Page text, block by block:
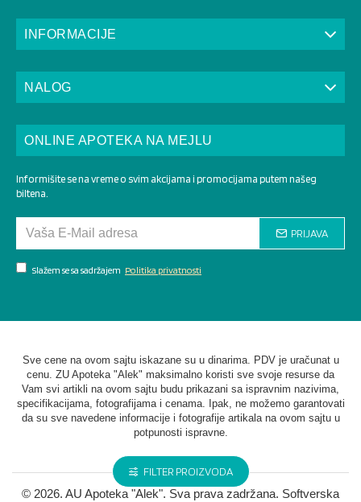
INFORMACIJE
NALOG
ONLINE APOTEKA NA MEJLU
Informišite se na vreme o svim akcijama i promocijama putem našeg
biltena.
PRIJAVA
Slažem se sa sadržajem Politika privatnosti
Sve cene na ovom sajtu iskazane su u dinarima. PDV je uračunat u
cenu. ZU Apoteka "Alek" maksimalno koristi sve svoje resurse da
Vam svi artikli na ovom sajtu budu prikazani sa ispravnim nazivima,
specifikacijama, fotografijama i cenama. Ipak, ne možemo garantovati
da su sve navedene informacije i fotografije artikala na ovom sajtu u
potpunosti ispravne.
© 2026. AU Apoteka "Alek". Sva prava zadržana. Softverska
FILTER PROIZVODA